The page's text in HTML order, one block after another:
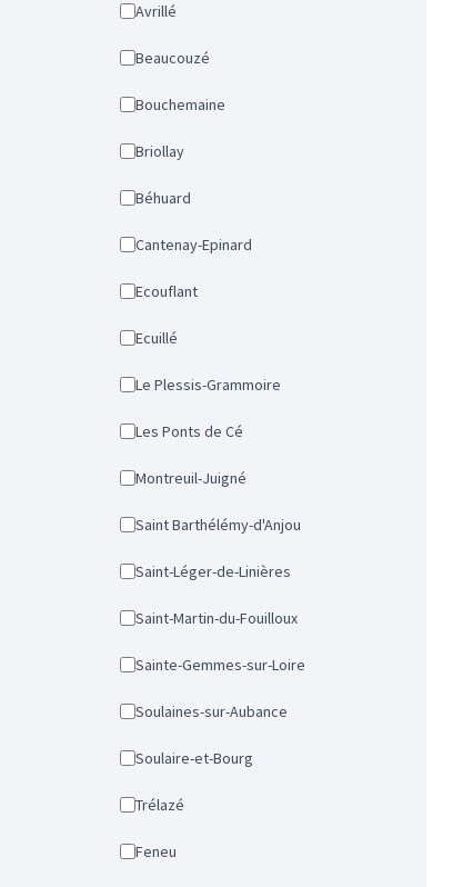
Avrillé
Beaucouzé
Bouchemaine
Briollay
Béhuard
Cantenay-Epinard
Ecouflant
Ecuillé
Le Plessis-Grammoire
Les Ponts de Cé
Montreuil-Juigné
Saint Barthélémy-d'Anjou
Saint-Léger-de-Linières
Saint-Martin-du-Fouilloux
Sainte-Gemmes-sur-Loire
Soulaines-sur-Aubance
Soulaire-et-Bourg
Trélazé
Feneu